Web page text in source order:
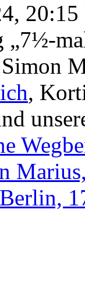
„7½-
,